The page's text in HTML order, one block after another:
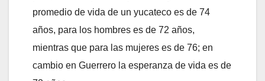
promedio de vida de un yucateco es de 74
años, para los hombres es de 72 años,
mientras que para las mujeres es de 76; en
cambio en Guerrero la esperanza de vida es de